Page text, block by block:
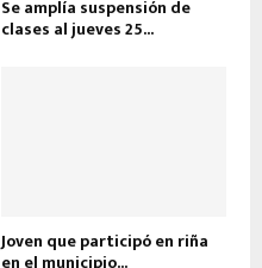
Se amplía suspensión de
clases al jueves 25...
Joven que participó en riña